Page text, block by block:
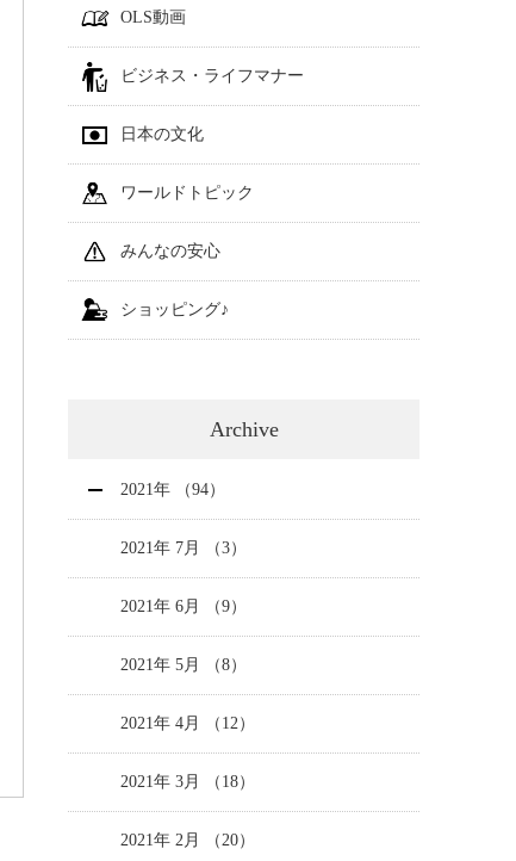
OLS動画
ビジネス・ライフマナー
日本の文化
ワールドトピック
みんなの安心
ショッピング♪
Archive
2021年 （94）
2021年 7月 （3）
2021年 6月 （9）
2021年 5月 （8）
2021年 4月 （12）
2021年 3月 （18）
2021年 2月 （20）